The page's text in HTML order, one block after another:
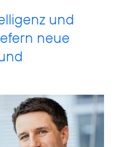
und
neue